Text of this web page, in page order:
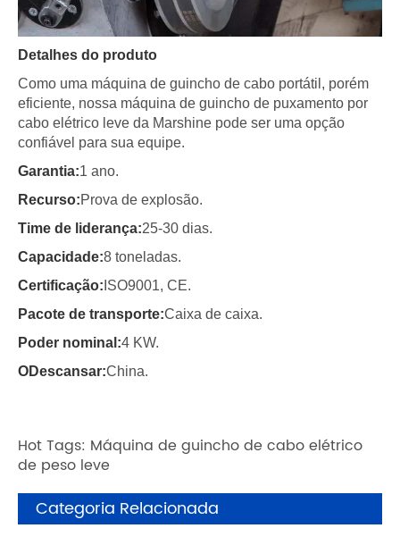
Detalhes do produto
Como uma máquina de guincho de cabo portátil, porém
eficiente, nossa máquina de guincho de puxamento por
cabo elétrico leve da Marshine pode ser uma opção
confiável para sua equipe.
Garantia:1 ano.
Recurso:Prova de explosão.
Time de liderança:25-30 dias.
Capacidade:8 toneladas.
Certificação: ISO9001, CE.
Pacote de transporte:Caixa de caixa.
Poder nominal:4 KW.
ODescansar:China.
Hot Tags: Máquina de guincho de cabo elétrico
de peso leve
Categoria Relacionada